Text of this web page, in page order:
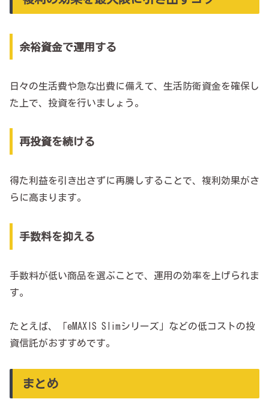
余裕資金で運用する
日々の生活費や急な出費に備えて、生活防衛資金を確保し
た上で、投資を行いましょう。
再投資を続ける
得た利益を引き出さずに再騰しすることで、複利効果がさ
らに高まります。
手数料を抑える
手数料が低い商品を選ぶことで、運用の効率を上げられま
す。
たとえば、「eMAXIS Slimシリーズ」などの低コストの投
資信託がおすすめです。
まとめ